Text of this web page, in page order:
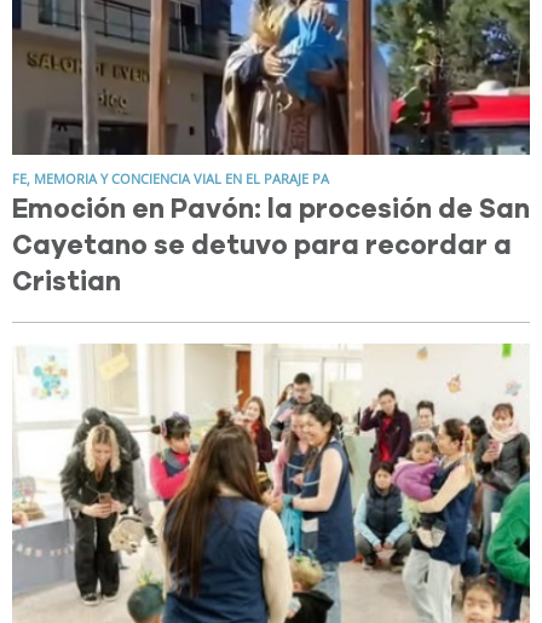
FE, MEMORIA Y CONCIENCIA VIAL EN EL PARAJE PA
Emoción en Pavón: la procesión de San
Cayetano se detuvo para recordar a
Cristian